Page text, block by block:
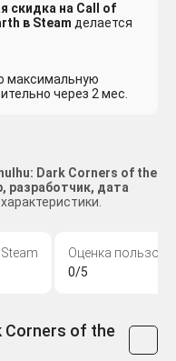
скидка на Call of
в Steam делается
максимальную
через 2 мес.
Dark Corners of the
разработчик, дата
Оценка
0/5
Corners of the